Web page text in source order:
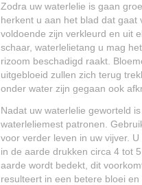
Zodra uw waterlelie is gaan
herkent u aan het blad dat gaat
voldoende zijn verkleurd en uit
schaar, waterlelietang u mag
rizoom beschadigd raakt.
uitgebloeid zullen zich terug
onder water zijn gegaan ook
Nadat uw waterlelie geworteld
waterleliemest patronen.
voor verder leven in uw vijver.
in de aarde drukken circa 4 tot
aarde wordt bedekt, dit
resulteert in een betere bloei